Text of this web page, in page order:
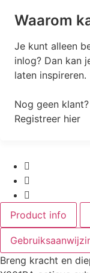
Waarom
Je kunt alleen
inlog? Dan kan
laten inspireren.
Nog geen klant?
Registreer hier
Product info
Breng kracht en